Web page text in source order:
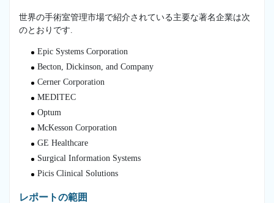
世界の手術室管理市場で紹介されている主要な著名企業は次
のとおりです.
Epic Systems Corporation
Becton, Dickinson, and Company
Cerner Corporation
MEDITEC
Optum
McKesson Corporation
GE Healthcare
Surgical Information Systems
Picis Clinical Solutions
レポートの範囲